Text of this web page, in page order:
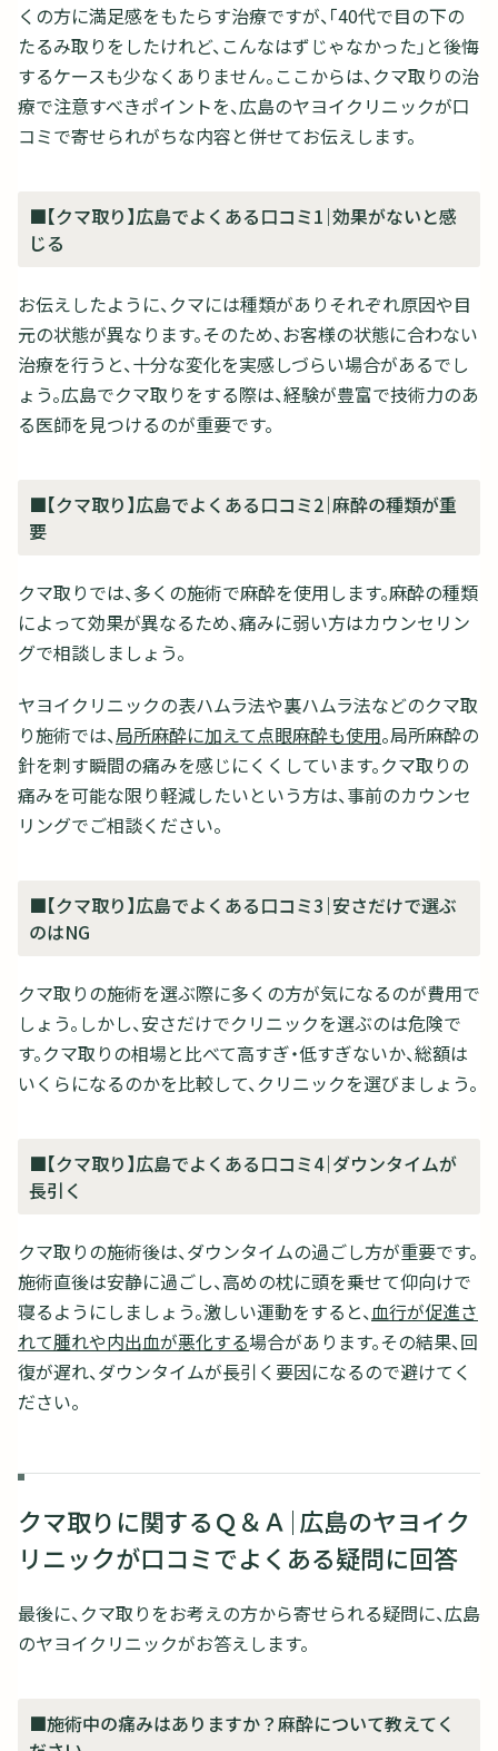
くの方に満足感をもたらす治療ですが、「40代で目の下の
たるみ取りをしたけれど、こんなはずじゃなかった」と後悔
するケースも少なくありません。ここからは、クマ取りの治
療で注意すべきポイントを、広島のヤヨイクリニックが口
コミで寄せられがちな内容と併せてお伝えします。
■【クマ取り】広島でよくある口コミ1｜効果がないと感
じる
お伝えしたように、クマには種類がありそれぞれ原因や目
元の状態が異なります。そのため、お客様の状態に合わない
治療を行うと、十分な変化を実感しづらい場合があるでし
ょう。広島でクマ取りをする際は、経験が豊富で技術力のあ
る医師を見つけるのが重要です。
■【クマ取り】広島でよくある口コミ2｜麻酔の種類が重
要
クマ取りでは、多くの施術で麻酔を使用します。麻酔の種類
によって効果が異なるため、痛みに弱い方はカウンセリン
グで相談しましょう。
ヤヨイクリニックの表ハムラ法や裏ハムラ法などのクマ取
り施術では、局所麻酔に加えて点眼麻酔も使用。局所麻酔の
針を刺す瞬間の痛みを感じにくくしています。クマ取りの
痛みを可能な限り軽減したいという方は、事前のカウンセ
リングでご相談ください。
■【クマ取り】広島でよくある口コミ3｜安さだけで選ぶ
のはNG
クマ取りの施術を選ぶ際に多くの方が気になるのが費用で
しょう。しかし、安さだけでクリニックを選ぶのは危険で
す。クマ取りの相場と比べて高すぎ・低すぎないか、総額は
いくらになるのかを比較して、クリニックを選びましょう。
■【クマ取り】広島でよくある口コミ4｜ダウンタイムが
長引く
クマ取りの施術後は、ダウンタイムの過ごし方が重要です。
施術直後は安静に過ごし、高めの枕に頭を乗せて仰向けで
寝るようにしましょう。激しい運動をすると、 血行が促進さ
れて腫れや内出血が悪化する場合があります。その結果、回
復が遅れ、ダウンタイムが長引く要因になるので避けてく
ださい。
クマ取りに関するＱ＆Ａ｜広島のヤヨイク
リニックが口コミでよくある疑問に回答
最後に、クマ取りをお考えの方から寄せられる疑問に、広島
のヤヨイクリニックがお答えします。
■施術中の痛みはありますか？麻酔について教えてく